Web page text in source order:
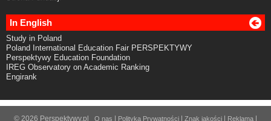
In English
Study in Poland
Poland International Education Fair PERSPEKTYWY
Perspektywy Education Foundation
IREG Observatory on Academic Ranking
Engirank
© 2026 Perspektywy.pl O nas Polityka Prywatności Znak jakości Reklama